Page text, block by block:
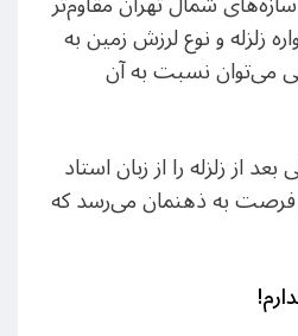
زلزله و نوع لرزش زمین به
می‌توان نسبت به آن
از زلزله را از زبان استاد
فرصت به ذهنمان می‌رسد که
!